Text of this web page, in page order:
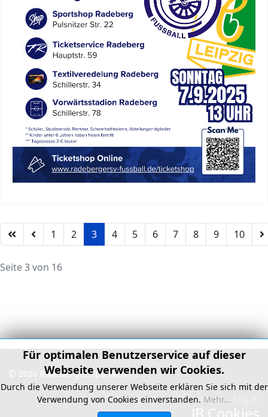
1 2 3 4 5 6 7 8 9 10
Seite 3 von 16
© 2026 Radeberger Sportverein
Impressum Datenschutz
">
Für optimalen Benutzerservice auf dieser
Webseite verwenden wir Cookies.
Durch die Verwendung unserer Webseite erklären Sie sich mit der
Verwendung von Cookies einverstanden. Mehr...